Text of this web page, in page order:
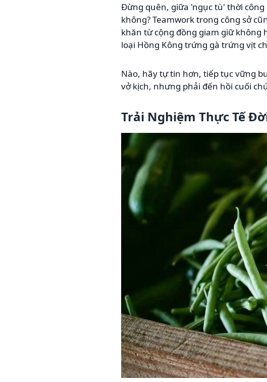
Đừng quên, giữa 'ngục tù' thời công
không? Teamwork trong công sở
khăn từ cộng đồng giam giữ không
loại Hồng Kông trứng gà trứng vịt
Nào, hãy tự tin hơn, tiếp tục vững
vở kịch, nhưng phải đến hồi cuối
Trải Nghiệm Thực Tế